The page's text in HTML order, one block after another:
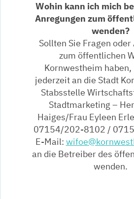
Wohin kann ich mich
Anregungen zum
wenden?
Sollten Sie Fragen
zum öffentlichen
Kornwestheim haben,
jederzeit an die Stadt
Stabsstelle
Stadtmarketing –
Haiges/Frau Eyleen
07154/202-8102 /
E-Mail:
an die Betreiber des
wenden.